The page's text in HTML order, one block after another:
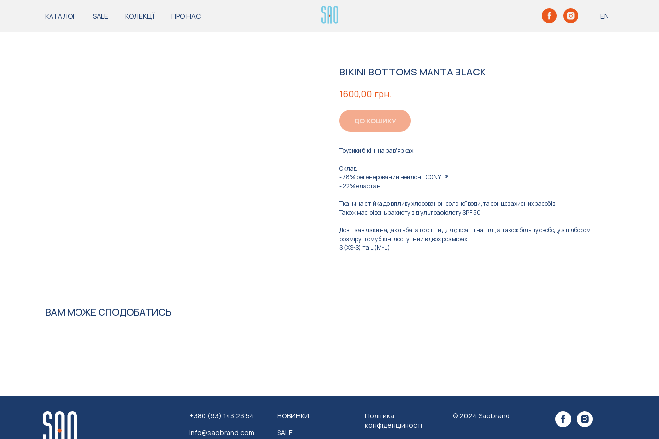
КАТАЛОГ SALE КОЛЕКЦІЇ ПРО НАС EN
BIKINI BOTTOMS MANTA BLACK
1600,00 грн.
ДО КОШИКУ
Трусики бікіні на завʼязках
Склад:
- 78% регенерований нейлон ECONYL®,
- 22% еластан
Тканина стійка до впливу хлорованої і солоної води, та сонцезахисних засобів.
Також має рівень захисту від ультрафіолету SPF 50
Довгі завʼязки надають багато опцій для фіксації на тілі, а також більшу свободу з підбором
розміру, тому бікіні доступний в двох розмірах:
S (XS-S) та L (M-L)
ВАМ МОЖЕ СПОДОБАТИСЬ
+380 (93) 143 23 54
info@saobrand.com
НОВИНКИ
SALE
Політика
конфіденційності
© 2024 Saobrand